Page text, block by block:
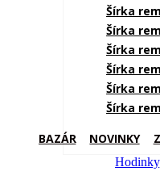
Šírka
Šírka
Šírka
Šírka
Šírka
Šírka
BAZÁR
NOVINKY
Hodinky